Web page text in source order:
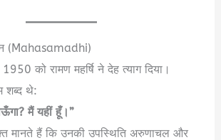
(Mahasamadhi)
को रामण महर्षि ने देह त्याग दिया।
शब्द थे:
मैं यहीं हूँ।”
मानते हैं कि उनकी उपस्थिति अरुणाचल और